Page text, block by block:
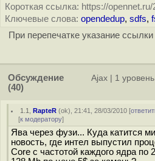
Короткая ссылка: https://
Ключевые слова: opendedup, sdfs,
При перепечатке указание
Обсуждение
(40)
Ajax 1 уровень
1.1 ,RapteR (ok), 21:41, 28/03/2010 [
[к модератору]
Ява через фузи... Куда катится
новость, где интел выпустил
Core с частотой каждого ядра по